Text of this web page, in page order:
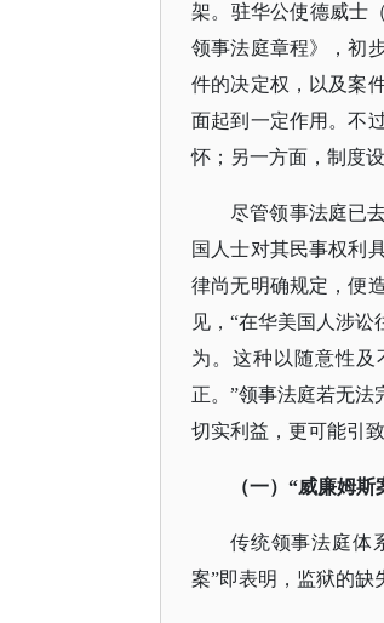
架。驻华公使德威士
领事法庭章程》，初
件的决定权，以及案
面起到一定作用。不
怀；另一方面，制度
尽管领事法庭已
国人士对其民事权利
律尚无明确规定，便
见，“在华美国人涉讼
为。这种以随意性
正。”领事法庭若无
切实利益，更可能引
（一） “威廉姆斯
传统领事法庭体
案”即表明，监狱的缺